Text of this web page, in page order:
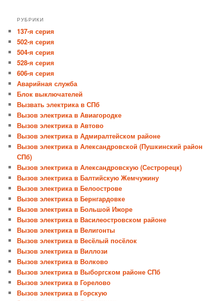
РУБРИКИ
137-я серия
502-я серия
504-я серия
528-я серия
606-я серия
Аварийная служба
Блок выключателей
Вызвать электрика в СПб
Вызов электрика в Авиагородке
Вызов электрика в Автово
Вызов электрика в Адмиралтейском районе
Вызов электрика в Александровской (Пушкинский район
СПб)
Вызов электрика в Александровскую (Сестрорецк)
Вызов электрика в Балтийскую Жемчужину
Вызов электрика в Белоострове
Вызов электрика в Бернгардовке
Вызов электрика в Большой Ижоре
Вызов электрика в Василеостровском районе
Вызов электрика в Велигонты
Вызов электрика в Весёлый посёлок
Вызов электрика в Виллози
Вызов электрика в Волково
Вызов электрика в Выборгском районе СПб
Вызов электрика в Горелово
Вызов электрика в Горскую